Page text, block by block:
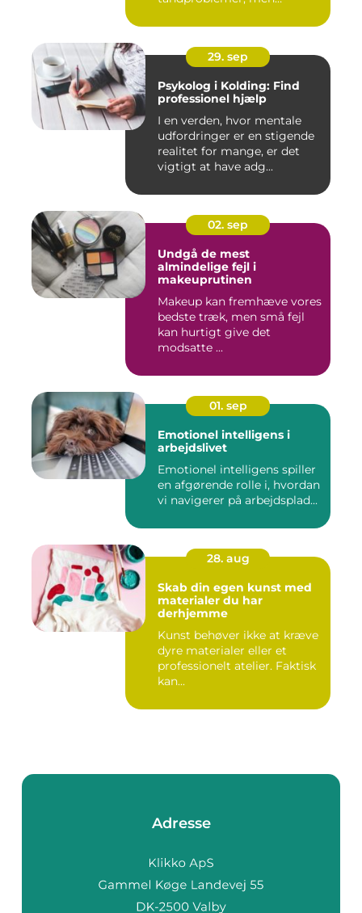
29. sep
Psykolog i Kolding: Find
professionel hjælp
I en verden, hvor mentale
udfordringer er en stigende
realitet for mange, er det
vigtigt at have adg...
02. sep
Undgå de mest
almindelige fejl i
makeuprutinen
Makeup kan fremhæve vores
bedste træk, men små fejl
kan hurtigt give det
modsatte ...
01. sep
Emotionel intelligens i
arbejdslivet
Emotionel intelligens spiller
en afgørende rolle i, hvordan
vi navigerer på arbejdsplad...
28. aug
Skab din egen kunst med
materialer du har
derhjemme
Kunst behøver ikke at kræve
dyre materialer eller et
professionelt atelier. Faktisk
kan...
Adresse